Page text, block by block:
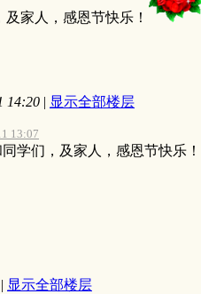
家人，感恩节快乐！
14:20 | 显示全部楼层
13:07
学们，及家人，感恩节快乐！
| 显示全部楼层